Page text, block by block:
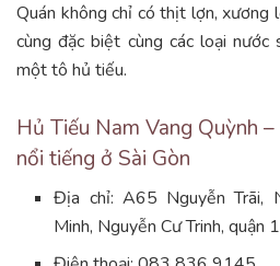
Quán không chỉ có thịt lợn, xương
cùng đặc biệt cùng các loại
một tô hủ tiếu.
Hủ Tiếu Nam Vang Quỳnh
nổi tiếng ở Sài Gòn
Địa chỉ: A65 Nguyễn Trãi,
Minh, Nguyễn Cư Trinh, quận